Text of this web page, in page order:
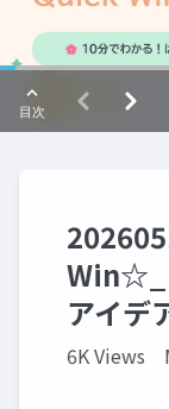
Win☆_
アイデ
6K Views